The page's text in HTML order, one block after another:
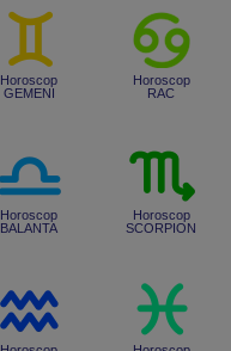
Horoscop
GEMENI
Horoscop
RAC
Horoscop
BALANTA
Horoscop
SCORPION